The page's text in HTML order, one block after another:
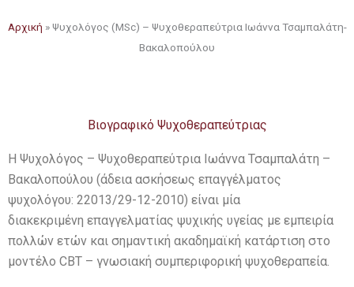
Αρχική »Ψυχολόγος (MSc) – Ψυχοθεραπεύτρια Ιωάννα Τσαμπαλάτη-
Βακαλοπούλου
Βιογραφικό Ψυχοθεραπεύτριας
Η Ψυχολόγος – Ψυχοθεραπεύτρια Ιωάννα Τσαμπαλάτη –
Βακαλοπούλου (άδεια ασκήσεως επαγγέλματος
ψυχολόγου: 22013/29-12-2010) είναι μία
διακεκριμένη επαγγελματίας ψυχικής υγείας με εμπειρία
πολλών ετών και σημαντική ακαδημαϊκή κατάρτιση στο
μοντέλο CBT – γνωσιακή συμπεριφορική ψυχοθεραπεία.